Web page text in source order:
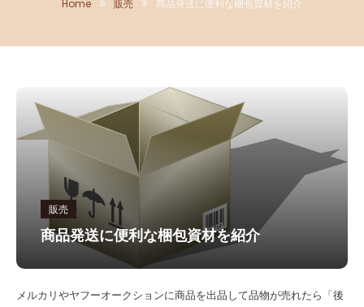
Home 販売 商品発送に便利な梱包資材を紹介
販売
商品発送に便利な梱包資材を紹介
メルカリやヤフーオークションに商品を出品して品物が売れたら「後